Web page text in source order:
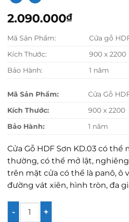
2.090.000₫
Mã Sản Phẩm:
Cửa gỗ
Kích Thước:
900 x 2200
Bảo Hành:
1 năm
Mã Sản Phẩm:
Cửa Gỗ
Kích Thước:
900 x 2200
Bảo Hành:
1 năm
Cửa Gỗ HDF Sơn KD.03 có
thường, có thể mở lật, nghiêng
trên mặt cửa có thể là panô, ô
đường vát xiên, hình tròn, đa
Cửa gỗ HDF Sơn KD.04 số lượng